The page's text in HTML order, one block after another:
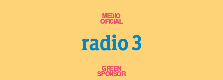
MEDIO
OFICIAL
GREEN
SPONSOR